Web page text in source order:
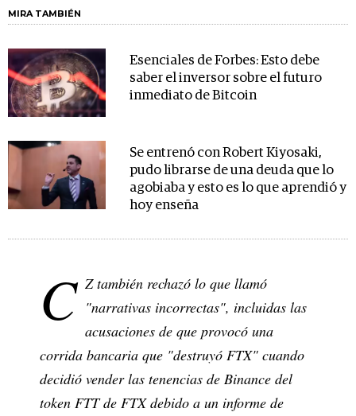
MIRA TAMBIÉN
Esenciales de Forbes: Esto debe
saber el inversor sobre el futuro
inmediato de Bitcoin
Se entrenó con Robert Kiyosaki,
pudo librarse de una deuda que lo
agobiaba y esto es lo que aprendió y
hoy enseña
C Z también rechazó lo que llamó
"narrativas incorrectas", incluidas las
acusaciones de que provocó una
corrida bancaria que "destruyó FTX" cuando
decidió vender las tenencias de Binance del
token FTT de FTX debido a un informe de